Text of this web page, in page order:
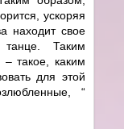
ускоряя
находит свое
Таким
такое, каким
для этой
“